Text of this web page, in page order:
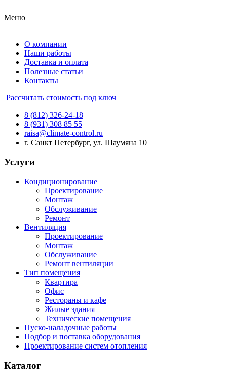
Меню
О компании
Наши работы
Доставка и оплата
Полезные статьи
Контакты
Рассчитать стоимость под ключ
8 (812) 326-24-18
8 (931) 308 85 55
raisa@climate-control.ru
г. Санкт Петербург, ул. Шаумяна 10
Услуги
Кондиционирование
Проектирование
Монтаж
Обслуживание
Ремонт
Вентиляция
Проектирование
Монтаж
Обслуживание
Ремонт вентиляции
Тип помещения
Квартира
Офис
Рестораны и кафе
Жилые здания
Технические помещения
Пуско-наладочные работы
Подбор и поставка оборудования
Проектирование систем отопления
Каталог